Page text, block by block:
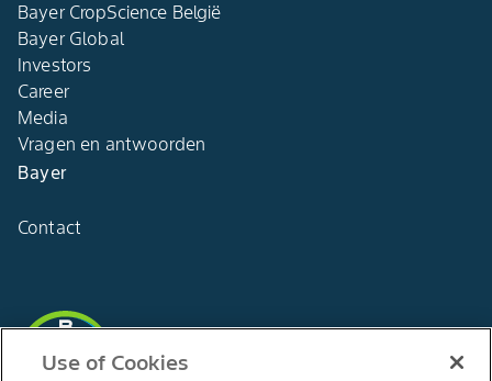
Bayer CropScience België​
Bayer Global
Investors
Career
Media
Vragen en antwoorden​
Bayer
Contact
België
Use of Cookies